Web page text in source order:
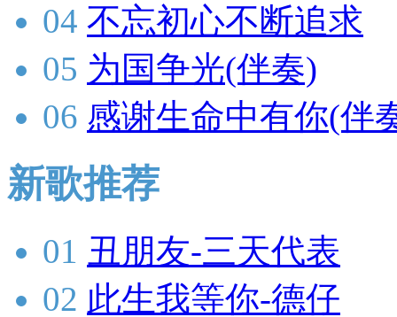
04 不忘初心不断追求
05 为国争光(伴奏)
06 感谢生命中有你(伴
新歌推荐
01 丑朋友-三天代表
02 此生我等你-德仔